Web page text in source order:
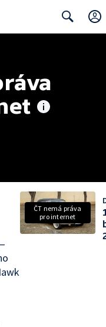
ČT nemá práva
pro internet